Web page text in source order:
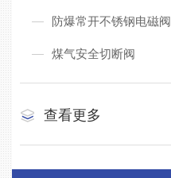
防爆常开不锈钢电磁阀
煤气安全切断阀
查看更多